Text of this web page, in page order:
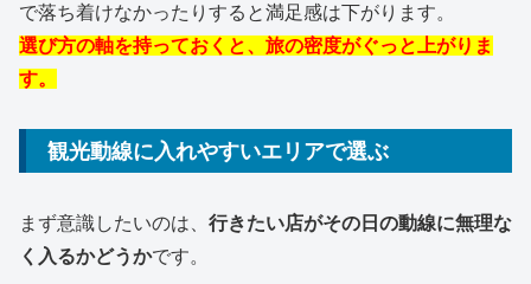
で落ち着けなかったりすると満足感は下がります。
選び方の軸を持っておくと、旅の密度がぐっと上がりま
す。
観光動線に入れやすいエリアで選ぶ
まず意識したいのは、 行きたい店がその日の動線に無理な
く入るかどうかです。